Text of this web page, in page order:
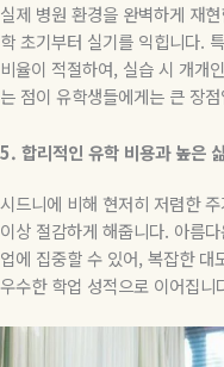
실제 병원 환경을 완벽하게 재
학 초기부터 실기를 익힙니다.
비율이 적절하여, 실습 시 개개
는 점이 유학생들에게는 큰 장
5. 합리적인 유학 비용과 높은
시드니에 비해 현저히 저렴한
이상 절감하게 해줍니다. 아름
업에 집중할 수 있어, 복잡한 대
우수한 학업 성적으로 이어집니